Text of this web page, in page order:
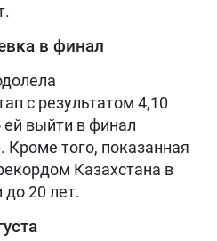
в финал
с результатом 4,10
ей выйти в финал
Кроме того, показанная
Казахстана в
до 20 лет.